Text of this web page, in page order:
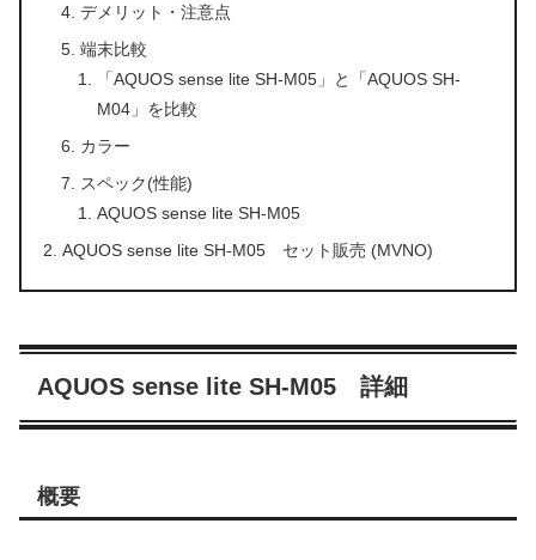
デメリット・注意点
端末比較
「AQUOS sense lite SH-M05」と「AQUOS SH-
M04」を比較
カラー
スペック(性能)
AQUOS sense lite SH-M05
AQUOS sense lite SH-M05 セット販売 (MVNO)
AQUOS sense lite SH-M05 詳細
概要